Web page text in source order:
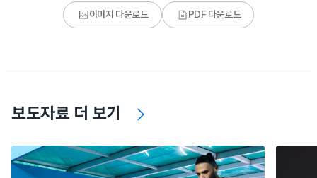
이미지 다운로드 PDF 다운로드
보도자료 더 보기